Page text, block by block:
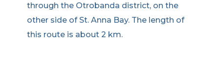
through the Otrobanda district, on the
other side of St. Anna Bay. The length of
this route is about 2 km.